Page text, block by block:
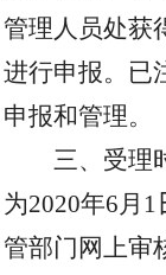
管理人员处获
进行申报。已
申报和管理。
三、受理
为2020年6 月 1
管部门网上审